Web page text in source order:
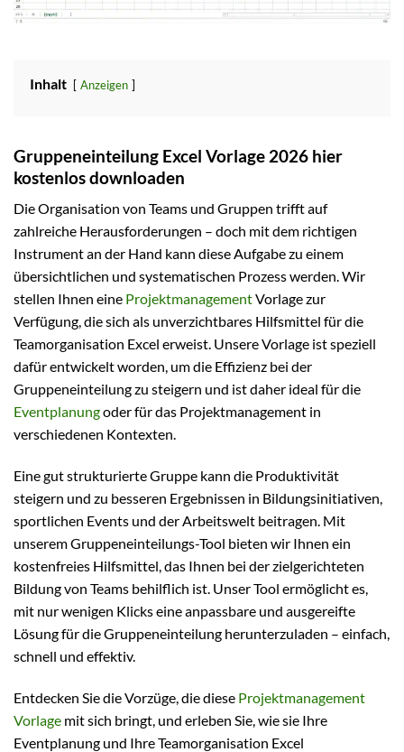
Inhalt Anzeigen
Gruppeneinteilung Excel Vorlage 2026 hier
kostenlos downloaden
Die Organisation von Teams und Gruppen trifft auf
zahlreiche Herausforderungen – doch mit dem richtigen
Instrument an der Hand kann diese Aufgabe zu einem
übersichtlichen und systematischen Prozess werden. Wir
stellen Ihnen eine ProjektmanagementVorlage zur
Verfügung, die sich als unverzichtbares Hilfsmittel für die
Teamorganisation Excel erweist. Unsere Vorlage ist speziell
dafür entwickelt worden, um die Effizienz bei der
Gruppeneinteilung zu steigern und ist daher ideal für die
Eventplanungoder für das Projektmanagement in
verschiedenen Kontexten.
Eine gut strukturierte Gruppe kann die Produktivität
steigern und zu besseren Ergebnissen in Bildungsinitiativen,
sportlichen Events und der Arbeitswelt beitragen. Mit
unserem Gruppeneinteilungs-Tool bieten wir Ihnen ein
kostenfreies Hilfsmittel, das Ihnen bei der zielgerichteten
Bildung von Teams behilflich ist. Unser Tool ermöglicht es,
mit nur wenigen Klicks eine anpassbare und ausgereifte
Lösung für die Gruppeneinteilung herunterzuladen – einfach,
schnell und effektiv.
Entdecken Sie die Vorzüge, die diese Projektmanagement
Vorlage mit sich bringt, und erleben Sie, wie sie Ihre
Eventplanung und Ihre Teamorganisation Excel